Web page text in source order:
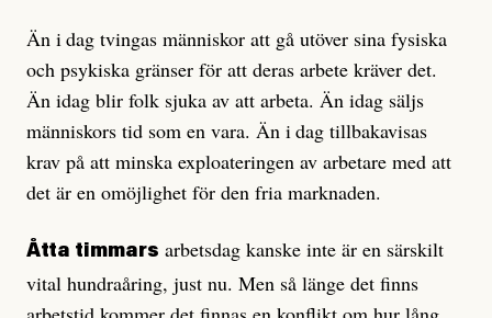
Än i dag tvingas människor att gå utöver sina fysiska
och psykiska gränser för att deras arbete kräver det.
Än idag blir folk sjuka av att arbeta. Än idag säljs
människors tid som en vara. Än i dag tillbakavisas
krav på att minska exploateringen av arbetare med att
det är en omöjlighet för den fria marknaden.
Åtta timmars arbetsdag kanske inte är en särskilt
vital hundraåring, just nu. Men så länge det finns